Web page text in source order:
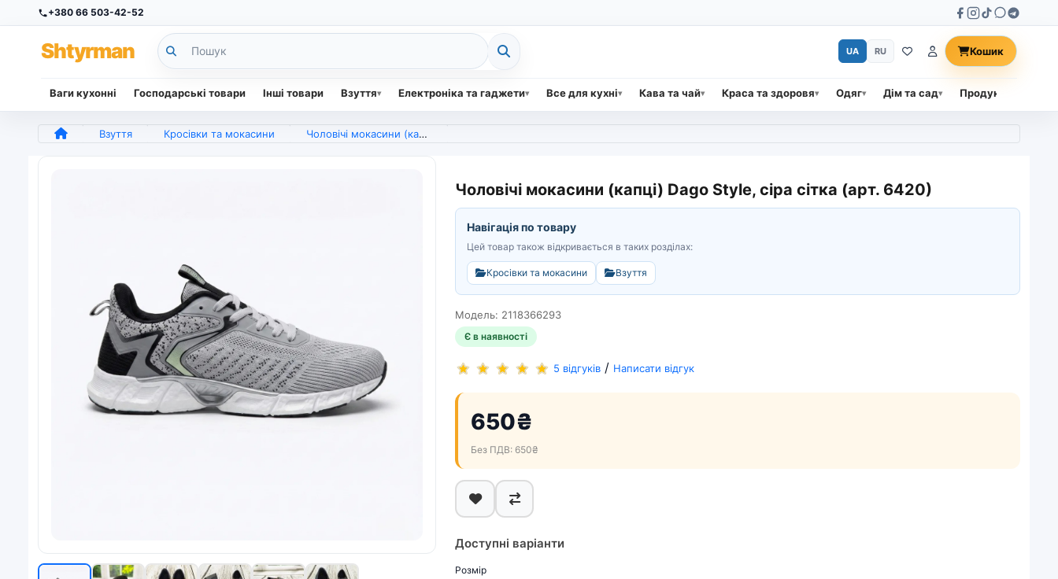
+380 66 503-42-52
Shtyrman
Ваги кухонні Господарські товари Інші товари Взуття Електроніка та гаджети Все для кухні Кава та чай Краса та здоровя Одяг Дім та сад Продукти
UA RU Кошик
Взуття Кросівки та мокасини Чоловічі мокасини (капці) Dago Style, сіра сітка (арт. 6420)
Чоловічі мокасини (капці) Dago Style, сіра сітка (арт. 6420)
Навігація по товару
Цей товар також відкривається в таких розділах:
Кросівки та мокасини Взуття
Модель: 2118366293
Є в наявності
5 відгуків / Написати відгук
650₴
Без ПДВ: 650₴
Доступні варіанти
Розмір